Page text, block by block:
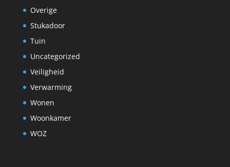
Overige
Stukadoor
Tuin
Uncategorized
Veiligheid
Verwarming
Wonen
Woonkamer
WOZ